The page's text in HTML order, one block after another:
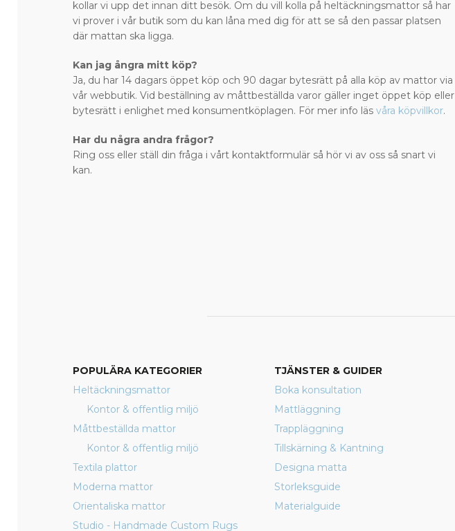
kollar vi upp det innan ditt besök. Om du vill kolla på heltäckningsmattor så har
vi prover i vår butik som du kan låna med dig för att se så den passar platsen
där mattan ska ligga.
Kan jag ångra mitt köp?
Ja, du har 14 dagars öppet köp och 90 dagar bytesrätt på alla köp av mattor via
vår webbutik. Vid beställning av måttbeställda varor gäller inget öppet köp eller
bytesrätt i enlighet med konsumentköplagen. För mer info läs våra köpvillkor.
Har du några andra frågor?
Ring oss eller ställ din fråga i vårt kontaktformulär så hör vi av oss så snart vi
kan.
POPULÄRA KATEGORIER
Heltäckningsmattor
Kontor & offentlig miljö
Måttbeställda mattor
Kontor & offentlig miljö
Textila plattor
Moderna mattor
Orientaliska mattor
Studio - Handmade Custom Rugs
TJÄNSTER & GUIDER
Boka konsultation
Mattläggning
Trappläggning
Tillskärning & Kantning
Designa matta
Storleksguide
Materialguide